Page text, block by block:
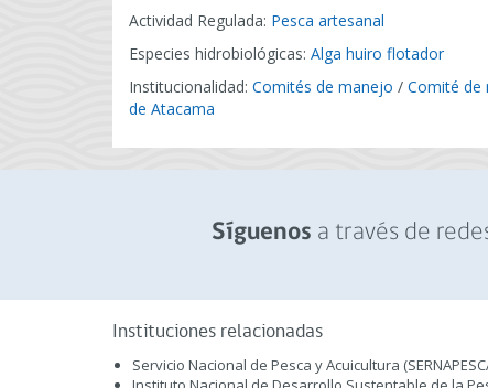
Actividad Regulada: Pesca artesanal
Especies hidrobiológicas: Alga huiro flotador
Institucionalidad: Comités de manejo / Comité de
de Atacama
Síguenos a través de
Instituciones relacionadas
Servicio Nacional de Pesca y Acuicultura